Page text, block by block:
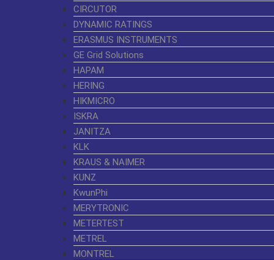
CIRCUTOR
DYNAMIC RATINGS
ERASMUS INSTRUMENTS
GE Grid Solutions
HAPAM
HERING
HIKMICRO
ISKRA
JANITZA
KLK
KRAUS & NAIMER
KUNZ
KwunPhi
MERYTRONIC
METERTEST
METREL
MONTREL